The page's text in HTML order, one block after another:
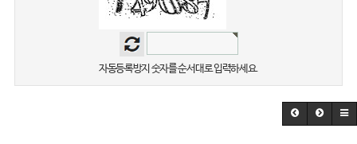
자동등록방지 숫자를 순서대로 입력하세요.